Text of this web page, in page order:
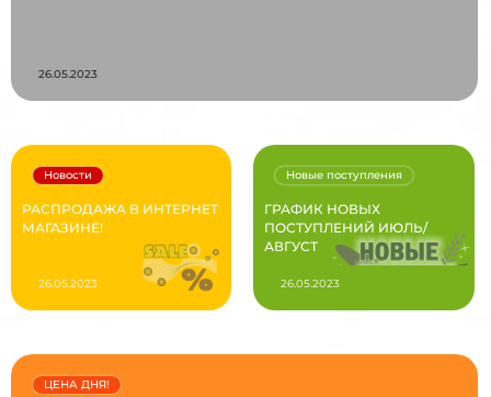
26.05.2023
РАСПРОДАЖА В ИНТЕРНЕТ
МАГАЗИНЕ!
Новости
26.05.2023
ГРАФИК НОВЫХ
ПОСТУПЛЕНИЙ ИЮЛЬ/
АВГУСТ
Новые поступления
26.05.2023
ЦЕНА ДНЯ!